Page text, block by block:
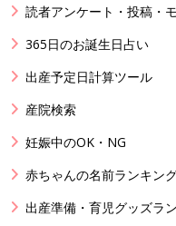
読者アンケート・投稿・
365日のお誕生日占い
出産予定日計算ツール
産院検索
妊娠中のOK・NG
赤ちゃんの名前ランキン
出産準備・育児グッズラ